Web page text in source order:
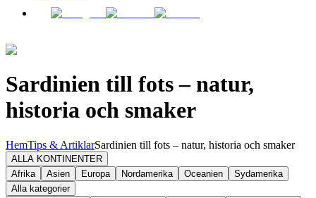
Sardinien till fots – natur,
historia och smaker
HemTips & ArtiklarSardinien till fots – natur, historia och smaker
ALLA KONTINENTER
Afrika
Asien Europa Nordamerika Oceanien
Sydamerika
Alla kategorier